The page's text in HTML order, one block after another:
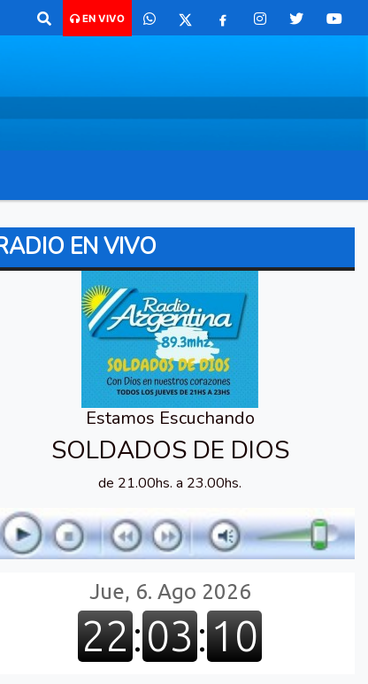
362 4879579 Radio argentina 89.3 Mhz Catamarca 436
EN VIVO
EN VIVO
Estamos Escuchando
SOLDADOS DE DIOS
de 21.00hs. a 23.00hs.